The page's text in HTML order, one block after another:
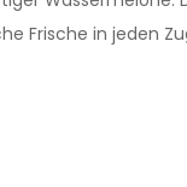
Frische in jeden